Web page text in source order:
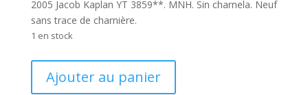
était :
€0.53.
est :
€0.25.
2005 Jacob Kaplan YT 3859**. MNH. Sin charnela. Neuf
sans trace de charnière.
1 en stock
Ajouter au panier